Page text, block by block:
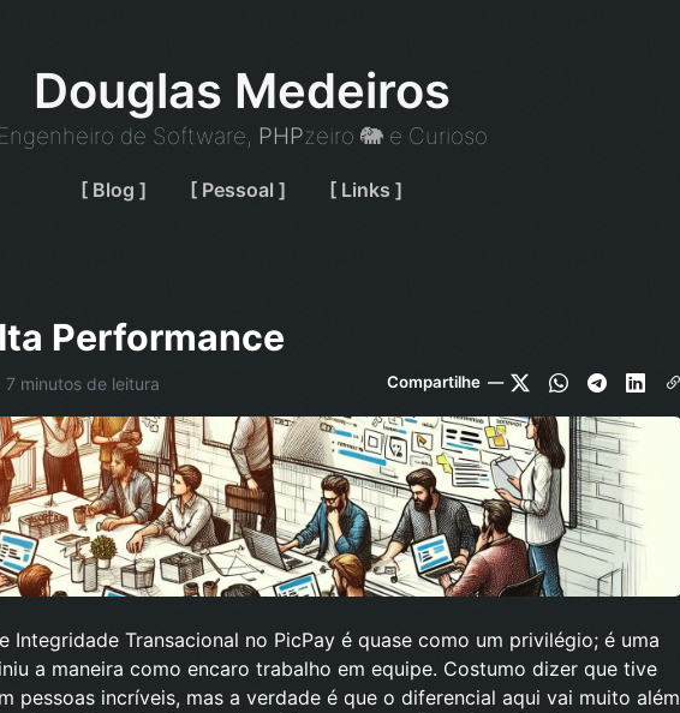
Douglas Medeiros
Engenheiro de Software, PHPzeiro 🐘 e Curioso
[ Blog ] [ Pessoal ] [ Links ]
Performance
7 minutos de leitura Compartilhe —
Integridade Transacional no PicPay é quase como um privilégio; é uma
a maneira como encaro trabalho em equipe. Costumo dizer que tive
pessoas incríveis, mas a verdade é que o diferencial aqui vai muito além